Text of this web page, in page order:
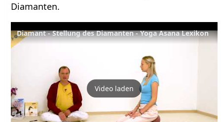
Diamanten.
Diamant - Stellung des Diamanten - Yoga Asana Lexikon
Video laden